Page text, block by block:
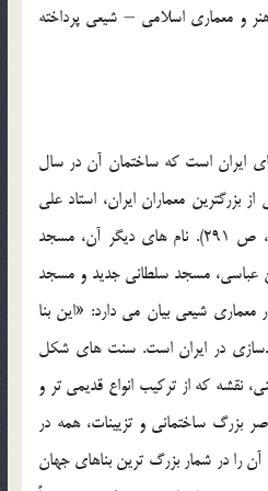
و معماری اسلامی – شیعی پرداخته
ایران است که ساختمان آن در سال
از بزرگترین معماران ایران، استاد علی
اکبر اصفهانی است (پیرنیا، 1382، ص 291). نام های دیگر آن، مسجد
عباسی، مسجد سلطانی جدید و مسجد
شیعی بیان می دارد: «این بنا
در ایران است. سنت های شکل
نقشه که از ترکیب انواع قدیمی تر و
بزرگ ساختمانی و تزیینات، همه در
در شمار بزرگ ترین بناهای جهان